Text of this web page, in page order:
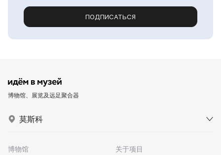
ПОДПИСАТЬСЯ
博物馆、展览及远足聚合器
莫斯科
博物馆
关于项目